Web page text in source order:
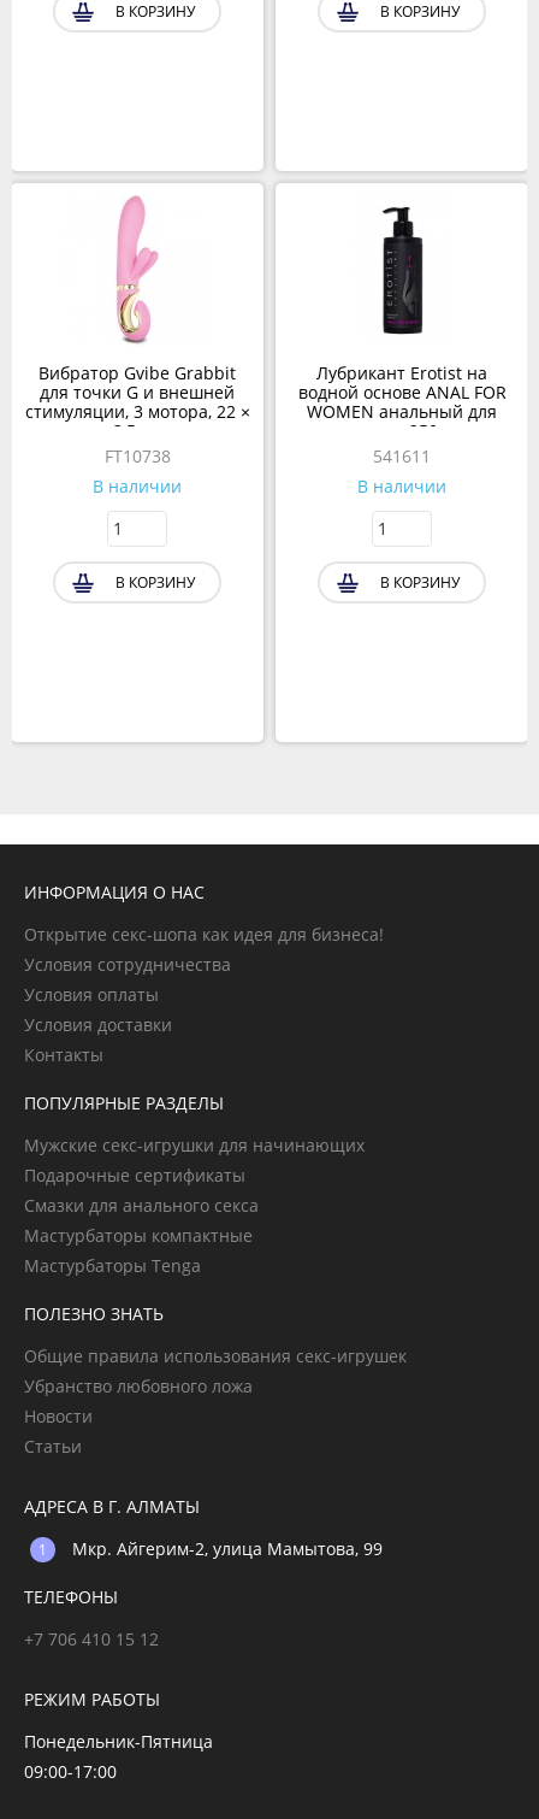
В КОРЗИНУ
Вибратор Gvibe Grabbit
для точки G и внешней
стимуляции, 3 мотора, 22 ×
3,5 см
FT10738
В наличии
В КОРЗИНУ
В КОРЗИНУ
Лубрикант Erotist на
водной основе ANAL FOR
WOMEN анальный для
женщин 250 мл.
541611
В наличии
В КОРЗИНУ
ИНФОРМАЦИЯ О НАС
Открытие секс-шопа как идея для бизнеса!
Условия сотрудничества
Условия оплаты
Условия доставки
Контакты
ПОПУЛЯРНЫЕ РАЗДЕЛЫ
Мужские секс-игрушки для начинающих
Подарочные сертификаты
Смазки для анального секса
Мастурбаторы компактные
Мастурбаторы Tenga
ПОЛЕЗНО ЗНАТЬ
Общие правила использования секс-игрушек
Убранство любовного ложа
Новости
Статьи
АДРЕСА В Г. АЛМАТЫ
Мкр. Айгерим-2, улица Мамытова, 99
ТЕЛЕФОНЫ
+7 706 410 15 12
РЕЖИМ РАБОТЫ
Понедельник-Пятница
09:00-17:00